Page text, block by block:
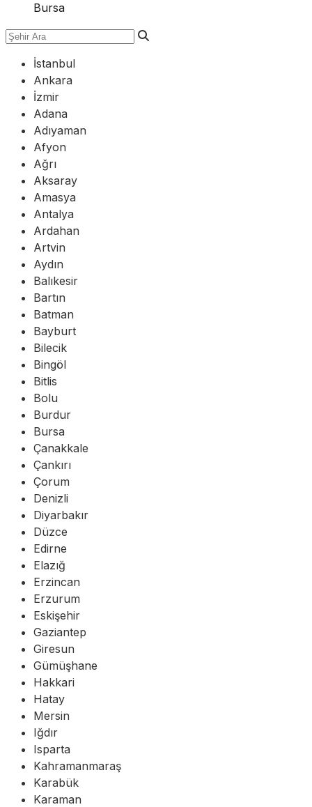
Bursa
İstanbul
Ankara
İzmir
Adana
Adıyaman
Afyon
Ağrı
Aksaray
Amasya
Antalya
Ardahan
Artvin
Aydın
Balıkesir
Bartın
Batman
Bayburt
Bilecik
Bingöl
Bitlis
Bolu
Burdur
Bursa
Çanakkale
Çankırı
Çorum
Denizli
Diyarbakır
Düzce
Edirne
Elazığ
Erzincan
Erzurum
Eskişehir
Gaziantep
Giresun
Gümüşhane
Hakkari
Hatay
Mersin
Iğdır
Isparta
Kahramanmaraş
Karabük
Karaman